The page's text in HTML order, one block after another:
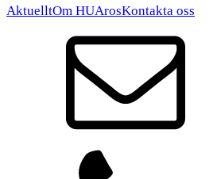
AktuelltOm HUArosKontakta oss